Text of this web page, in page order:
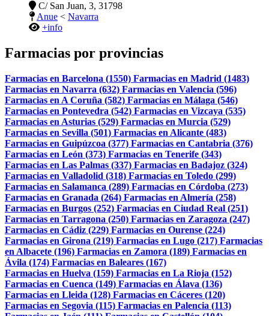
C/ San Juan, 3, 31798
Anue < Navarra
+info
Farmacias por provincias
Farmacias en Barcelona (1550) Farmacias en Madrid (1483)
Farmacias en Navarra (632) Farmacias en Valencia (596)
Farmacias en A Coruña (582) Farmacias en Málaga (546)
Farmacias en Pontevedra (542) Farmacias en Vizcaya (535)
Farmacias en Asturias (529) Farmacias en Murcia (529)
Farmacias en Sevilla (501) Farmacias en Alicante (483)
Farmacias en Guipúzcoa (377) Farmacias en Cantabria (376)
Farmacias en León (373) Farmacias en Tenerife (343)
Farmacias en Las Palmas (337) Farmacias en Badajoz (324)
Farmacias en Valladolid (318) Farmacias en Toledo (299)
Farmacias en Salamanca (289) Farmacias en Córdoba (273)
Farmacias en Granada (264) Farmacias en Almería (258)
Farmacias en Burgos (252) Farmacias en Ciudad Real (251)
Farmacias en Tarragona (250) Farmacias en Zaragoza (247)
Farmacias en Cádiz (229) Farmacias en Ourense (224)
Farmacias en Girona (219) Farmacias en Lugo (217) Farmacias
en Albacete (196) Farmacias en Zamora (189) Farmacias en
Ávila (174) Farmacias en Baleares (167)
Farmacias en Huelva (159) Farmacias en La Rioja (152)
Farmacias en Cuenca (149) Farmacias en Álava (136)
Farmacias en Lleida (128) Farmacias en Cáceres (120)
Farmacias en Segovia (115) Farmacias en Palencia (113)